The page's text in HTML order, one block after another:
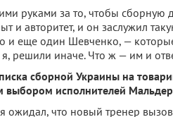
руками за то, чтобы сборную
и авторитет, и он заслужил
и еще один Шевченко, —
решили иначе. Что ж — им и
сборной Украины на
выбором исполнителей
ожидал, что новый тренер